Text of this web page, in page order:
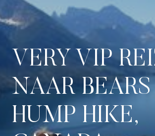
VERY VIP
NAAR BEARS
HUMP HIKE,